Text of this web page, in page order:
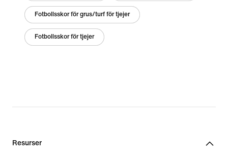
Fotbollsskor för grus/turf för tjejer
Fotbollsskor för tjejer
Resurser